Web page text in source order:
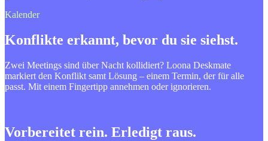
Kalender
Konflikte erkannt, bevor du sie siehst.
Zwei Meetings sind über Nacht kollidiert? Loona Deskmate
markiert den Konflikt samt Lösung – einem Termin, der für alle
passt. Mit einem Fingertipp annehmen oder ignorieren.
Vorbereitet rein. Erledigt raus.